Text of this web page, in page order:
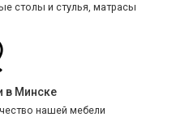
столы и стулья, матрасы
в Минске
нашей мебели